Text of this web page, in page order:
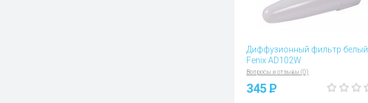
Диффузионный фильтр белый
Fenix AD102W
Вопросы и отзывы (0)
345 P